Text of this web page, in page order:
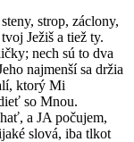
strop, záclony,
Ježiš a tiež ty.
nech sú to dva
najmenší sa držia
ktorý Mi
so Mnou.
a JA počujem,
slová, iba tlkot